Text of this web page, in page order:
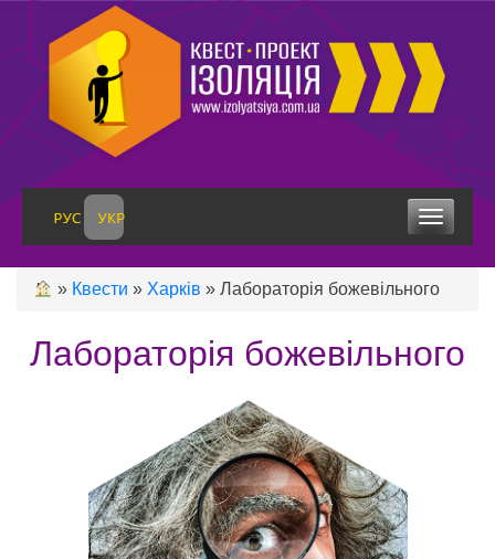
content
Toggle
» Квести » Харків »Лабораторія божевільного
Лабораторія божевільного